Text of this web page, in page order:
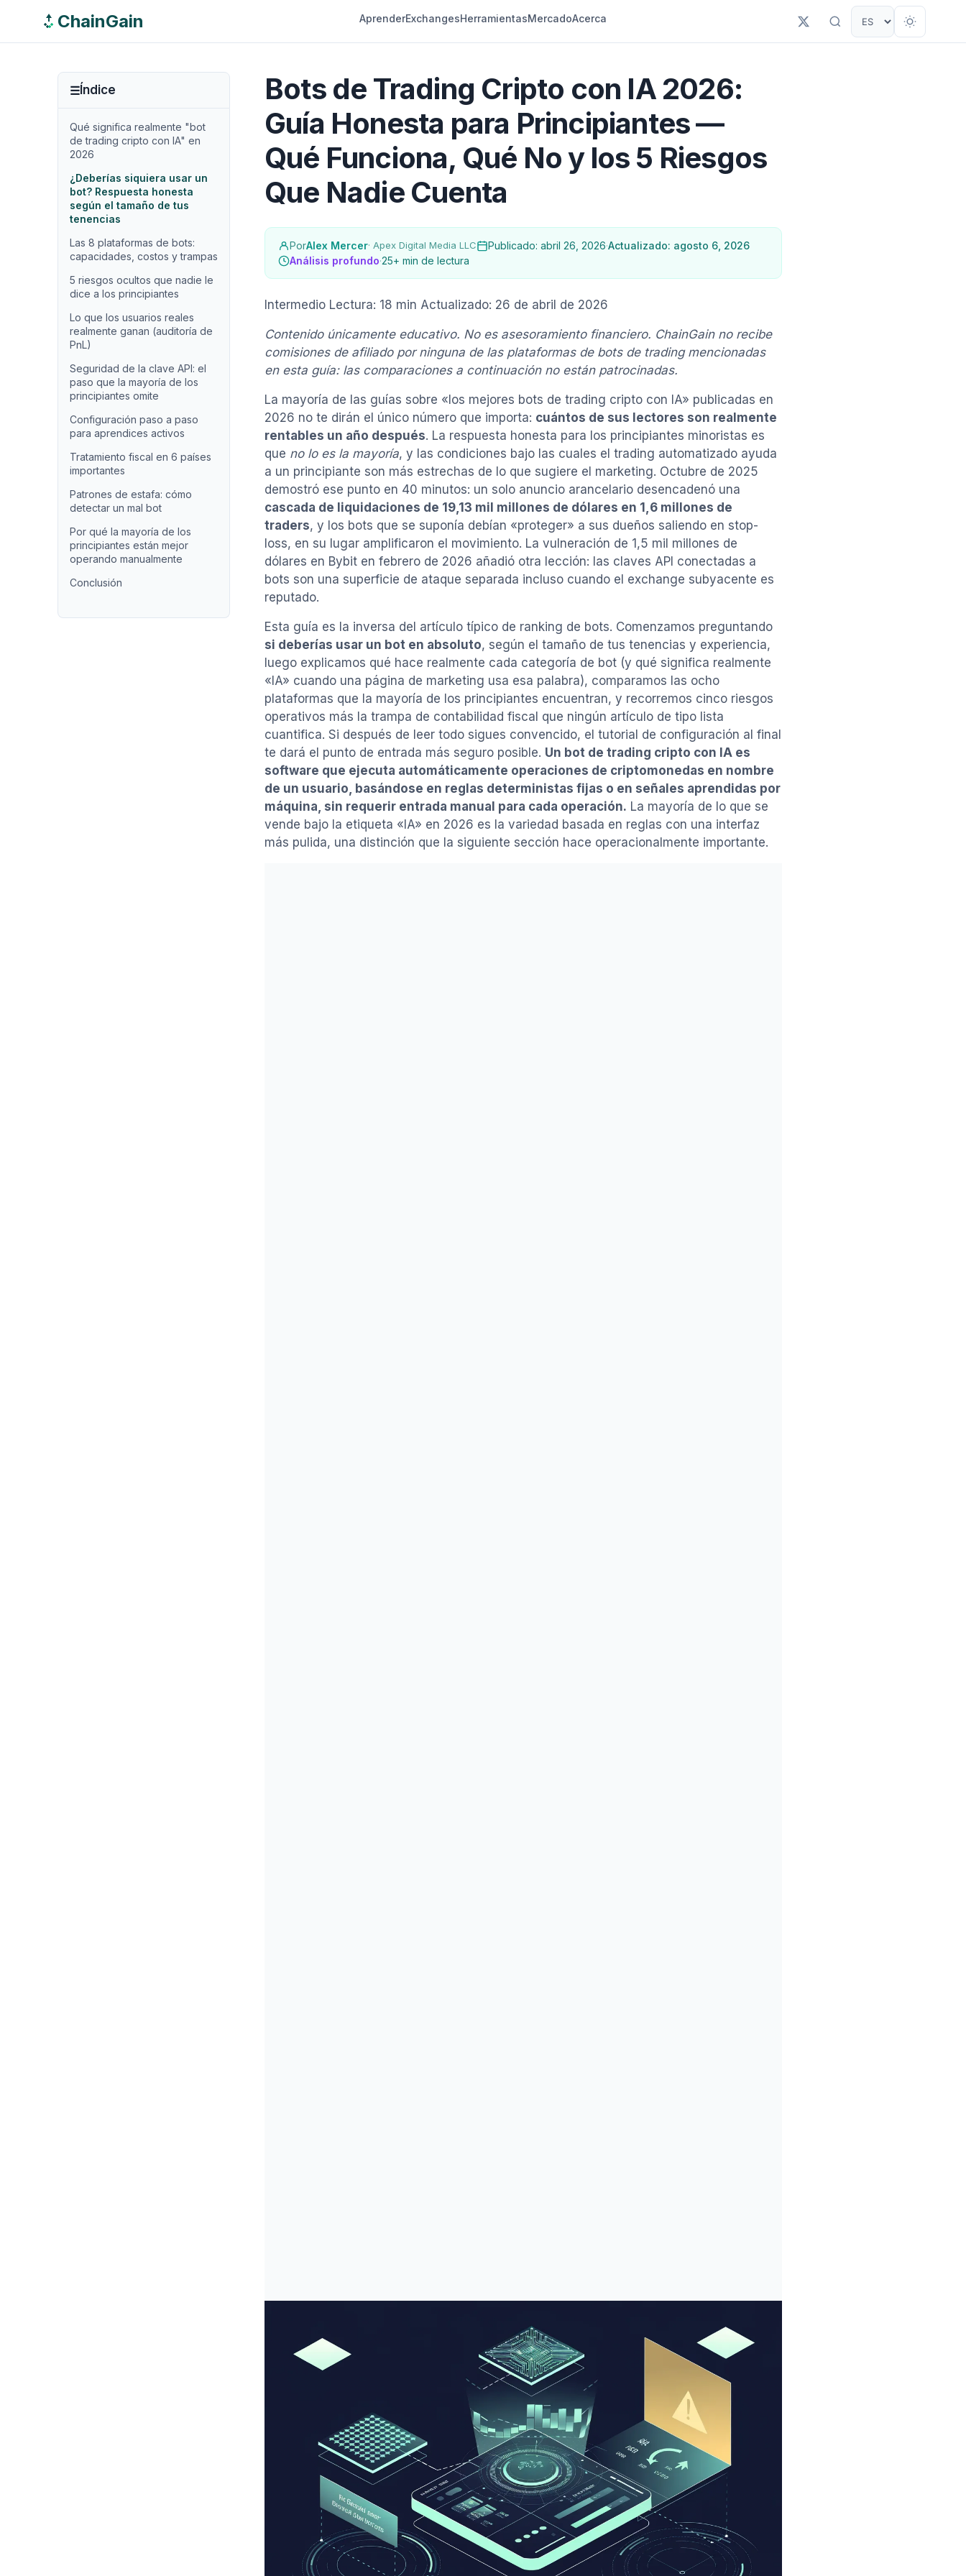
ChainGain AprenderExchangesHerramientasMercadoAcerca
Índice
Qué significa realmente "bot
de trading cripto con IA" en
2026
¿Deberías siquiera usar un
bot? Respuesta honesta
según el tamaño de tus
tenencias
Las 8 plataformas de bots:
capacidades, costos y trampas
5 riesgos ocultos que nadie le
dice a los principiantes
Lo que los usuarios reales
realmente ganan (auditoría de
PnL)
Seguridad de la clave API: el
paso que la mayoría de los
principiantes omite
Configuración paso a paso
para aprendices activos
Tratamiento fiscal en 6 países
importantes
Patrones de estafa: cómo
detectar un mal bot
Por qué la mayoría de los
principiantes están mejor
operando manualmente
Conclusión
Bots de Trading Cripto con IA 2026:
Guía Honesta para Principiantes —
Qué Funciona, Qué No y los 5 Riesgos
Que Nadie Cuenta
PorAlex Mercer· Apex Digital Media LLC Publicado: abril 26, 2026·Actualizado: agosto 6, 2026
Análisis profundo·25+ min de lectura
Intermedio Lectura: 18 min Actualizado: 26 de abril de 2026
Contenido únicamente educativo. No es asesoramiento financiero. ChainGain no recibe
comisiones de afiliado por ninguna de las plataformas de bots de trading mencionadas
en esta guía: las comparaciones a continuación no están patrocinadas.
La mayoría de las guías sobre «los mejores bots de trading cripto con IA» publicadas en
2026 no te dirán el único número que importa: cuántos de sus lectores son realmente
rentables un año después. La respuesta honesta para los principiantes minoristas es
que no lo es la mayoría, y las condiciones bajo las cuales el trading automatizado ayuda
a un principiante son más estrechas de lo que sugiere el marketing. Octubre de 2025
demostró ese punto en 40 minutos: un solo anuncio arancelario desencadenó una
cascada de liquidaciones de 19,13 mil millones de dólares en 1,6 millones de
traders, y los bots que se suponía debían «proteger» a sus dueños saliendo en stop-
loss, en su lugar amplificaron el movimiento. La vulneración de 1,5 mil millones de
dólares en Bybit en febrero de 2026 añadió otra lección: las claves API conectadas a
bots son una superficie de ataque separada incluso cuando el exchange subyacente es
reputado.
Esta guía es la inversa del artículo típico de ranking de bots. Comenzamos preguntando
si deberías usar un bot en absoluto, según el tamaño de tus tenencias y experiencia,
luego explicamos qué hace realmente cada categoría de bot (y qué significa realmente
«IA» cuando una página de marketing usa esa palabra), comparamos las ocho
plataformas que la mayoría de los principiantes encuentran, y recorremos cinco riesgos
operativos más la trampa de contabilidad fiscal que ningún artículo de tipo lista
cuantifica. Si después de leer todo sigues convencido, el tutorial de configuración al final
te dará el punto de entrada más seguro posible. Un bot de trading cripto con IA es
software que ejecuta automáticamente operaciones de criptomonedas en nombre
de un usuario, basándose en reglas deterministas fijas o en señales aprendidas por
máquina, sin requerir entrada manual para cada operación. La mayoría de lo que se
vende bajo la etiqueta «IA» en 2026 es la variedad basada en reglas con una interfaz
más pulida, una distinción que la siguiente sección hace operacionalmente importante.